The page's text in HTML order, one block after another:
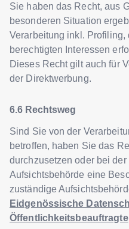
Sie haben das Recht, aus
besonderen Situation
Verarbeitung inkl. Profiling,
berechtigten Interessen
Dieses Recht gilt auch für
der Direktwerbung.
Rechtsweg
Sind Sie von der
betroffen, haben Sie das
durchzusetzen oder bei
Aufsichtsbehörde eine
zuständige
Eidgenössische
Öffentlichkeitsbeauftragte